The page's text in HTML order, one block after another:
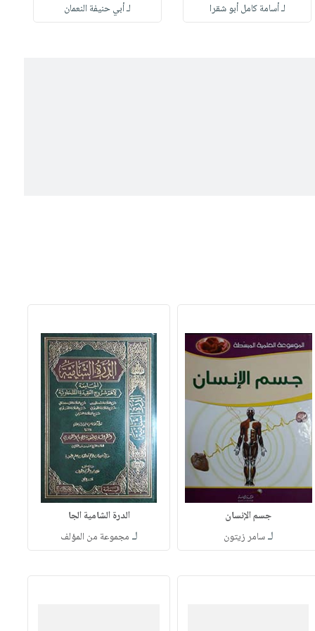
لـ أسامة كامل أبو شقرا
لـ أبي حنيفة النعمان
جسم الإنسان
لـسامر زيتون
الدرة الشامية الجا
لـ مجموعة من المؤلف